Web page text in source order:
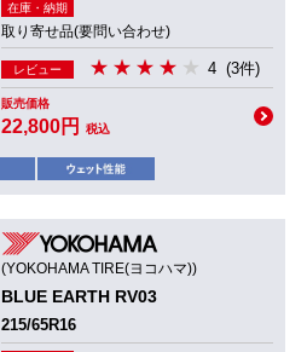
在庫・納期
取り寄せ品(要問い合わせ)
レビュー 4 (3件)
販売価格
22,800円 税込
(YOKOHAMA TIRE(ヨコハマ))
BLUE EARTH RV03
215/65R16